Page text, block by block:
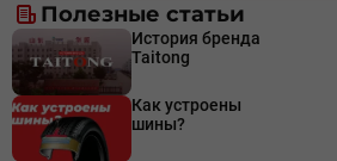
Полезные статьи
История бренда
Taitong
Как устроены
шины?